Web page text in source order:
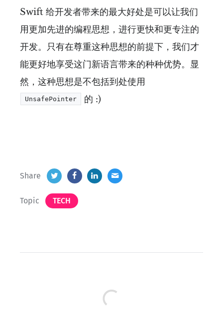
Swift 给开发者带来的最大好处是可以让我们
用更加先进的编程思想，进行更快和更专注的
开发。只有在尊重这种思想的前提下，我们才
能更好地享受这门新语言带来的种种优势。显
然，这种思想是不包括到处使用
UnsafePointer 的 :)
Share
Topic TECH